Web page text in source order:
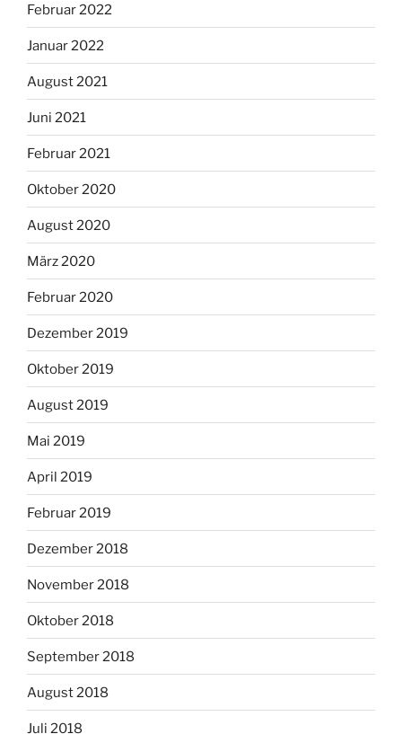
Februar 2022
Januar 2022
August 2021
Juni 2021
Februar 2021
Oktober 2020
August 2020
März 2020
Februar 2020
Dezember 2019
Oktober 2019
August 2019
Mai 2019
April 2019
Februar 2019
Dezember 2018
November 2018
Oktober 2018
September 2018
August 2018
Juli 2018